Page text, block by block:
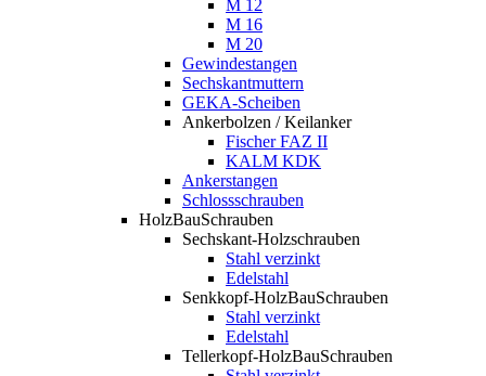
M 12
M 16
M 20
Gewindestangen
Sechskantmuttern
GEKA-Scheiben
Ankerbolzen / Keilanker
Fischer FAZ II
KALM KDK
Ankerstangen
Schlossschrauben
HolzBauSchrauben
Sechskant-Holzschrauben
Stahl verzinkt
Edelstahl
Senkkopf-HolzBauSchrauben
Stahl verzinkt
Edelstahl
Tellerkopf-HolzBauSchrauben